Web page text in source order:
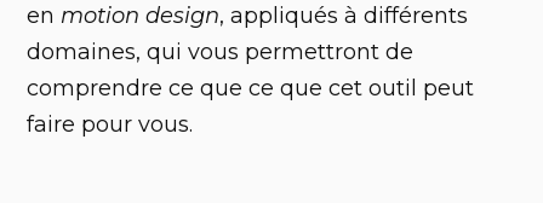
en motion design, appliqués à différents
domaines, qui vous permettront de
comprendre ce que ce que cet outil peut
faire pour vous.